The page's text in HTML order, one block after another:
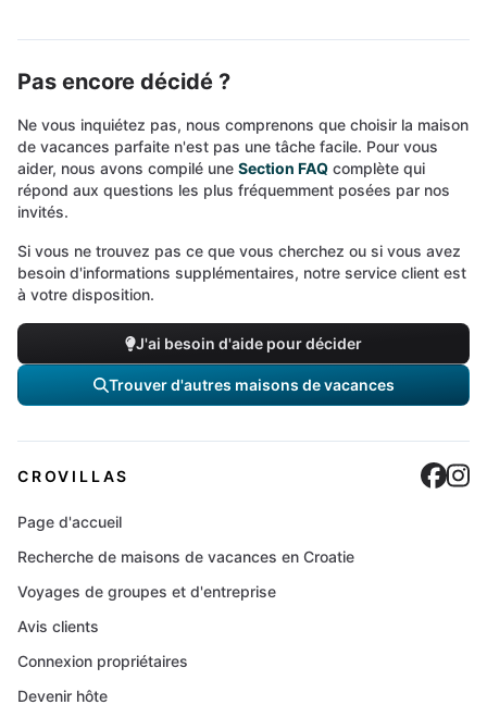
Pas encore décidé ?
Ne vous inquiétez pas, nous comprenons que choisir la maison
de vacances parfaite n'est pas une tâche facile. Pour vous
aider, nous avons compilé une Section FAQ complète qui
répond aux questions les plus fréquemment posées par nos
invités.
Si vous ne trouvez pas ce que vous cherchez ou si vous avez
besoin d'informations supplémentaires, notre service client est
à votre disposition.
J'ai besoin d'aide pour décider
Trouver d'autres maisons de vacances
CROVILLAS
Page d'accueil
Recherche de maisons de vacances en Croatie
Voyages de groupes et d'entreprise
Avis clients
Connexion propriétaires
Devenir hôte